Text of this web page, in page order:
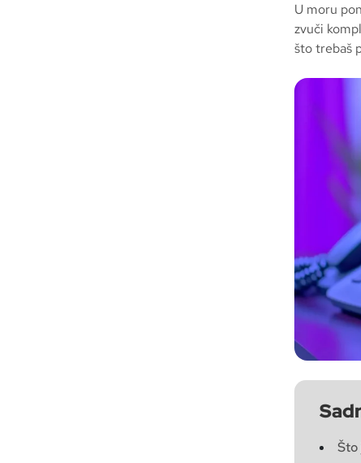
U moru
zvuči
što trebaš
Što